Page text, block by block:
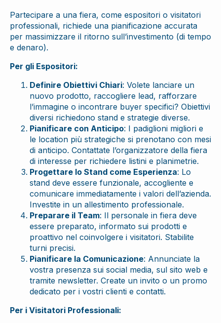
Partecipare a una fiera, come espositori o visitatori
professionali, richiede una pianificazione accurata
per massimizzare il ritorno sull’investimento (di tempo
e denaro).
Per gli Espositori:
Definire Obiettivi Chiari: Volete lanciare un
nuovo prodotto, raccogliere lead, rafforzare
l’immagine o incontrare buyer specifici? Obiettivi
diversi richiedono stand e strategie diverse.
Pianificare con Anticipo: I padiglioni migliori e
le location più strategiche si prenotano con mesi
di anticipo. Contattate l’organizzatore della fiera
di interesse per richiedere listini e planimetrie.
Progettare lo Stand come Esperienza: Lo
stand deve essere funzionale, accogliente e
comunicare immediatamente i valori dell’azienda.
Investite in un allestimento professionale.
Preparare il Team: Il personale in fiera deve
essere preparato, informato sui prodotti e
proattivo nel coinvolgere i visitatori. Stabilite
turni precisi.
Pianificare la Comunicazione: Annunciate la
vostra presenza sui social media, sul sito web e
tramite newsletter. Create un invito o un promo
dedicato per i vostri clienti e contatti.
Per i Visitatori Professionali: